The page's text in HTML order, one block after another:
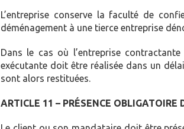
L’entreprise conserve la faculté de
déménagement à une tierce entreprise
Dans le cas où l’entreprise
exécutante doit être réalisée dans un
sont alors restituées.
ARTICLE 11 – PRÉSENCE OBLIGATOIRE